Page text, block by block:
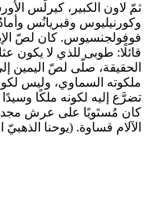
ثمّ لاون الكبير، كيرلُّس
وكورنيليوس وقبريانُس
فوفولجنسيوس. كان لصّ
قائلًا: طوبى للذي لا يكون
الحقيقة، صلّى لصّ اليمين
ملكوته السماوي، وليس
تضرَّع إليه لكونه ملكًا
كان مُستَويًا على عرش
الآلام قساوة. (يوحنا الذهبيّ